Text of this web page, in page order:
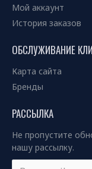
Мой аккаунт
История заказов
ОБСЛУЖИВАНИЕ
Карта сайта
Бренды
РАССЫЛКА
Не пропустите
нашу рассылку.